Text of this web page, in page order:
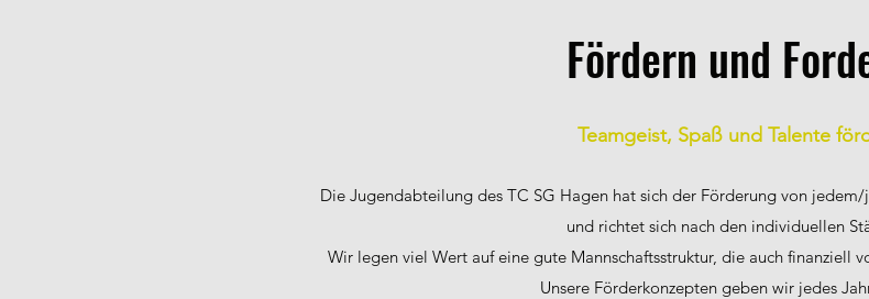
Fördern und
Teamgeist, Spaß und Talente
Die Jugendabteilung des TC SG Hagen hat sich der Förderung von
und richtet sich nach den individuellen
Wir legen viel Wert auf eine gute Mannschaftsstruktur, die auch finanziell
Unsere Förderkonzepten geben wir jedes